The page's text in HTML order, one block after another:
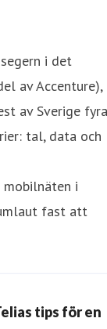
i det
av Accenture),
av Sverige fyra
tal, data och
i
fast att
tips för en